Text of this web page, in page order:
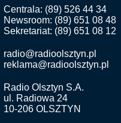
Centrala: (89) 526 44 34
Newsroom: (89) 651 08 48
Sekretariat: (89) 651 08 12
radio@radioolsztyn.pl
reklama@radioolsztyn.pl
Radio Olsztyn S.A.
ul. Radiowa 24
10-206 OLSZTYN